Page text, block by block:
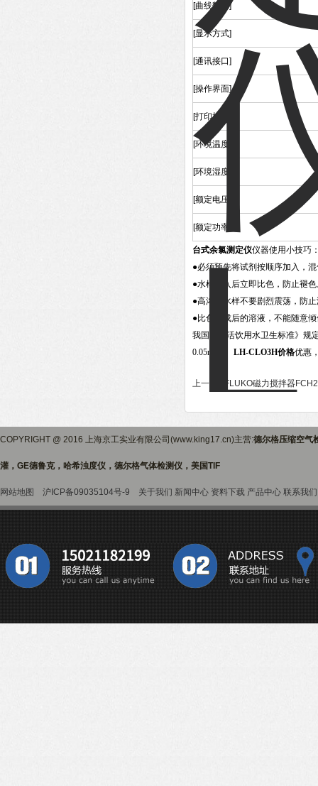
[曲线数量]
[显示方式]
[通讯接口]
[操作界面]
[打印机
[环境温度
[环境湿度
[额定电压
[额定功率
台式余氯测定仪仪器使用小技巧
●必须预先将试剂按顺序加入，
●水样加入后立即比色，防止褪
●高浓度水样不要剧烈震荡，防
●比色完成后的溶液，不能随意
我国《生活饮用水卫生标准》规
0.05mg/L。 LH-CLO3H价格优惠
上一篇 : FLUKO磁力搅拌器
COPYRIGHT @ 2016 上海京工实业有限公司(www.king17.cn)主营:德尔格压缩空气
灌，GE德鲁克，哈希浊度仪，德尔格气体检测仪，美国TIF
网站地图 沪ICP备09035104号-9 关于我们 新闻中心 资料下载 产品中心 联系我们